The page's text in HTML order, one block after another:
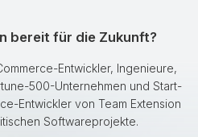
bereit für die Zukunft?
Entwickler, Ingenieure,
500-Unternehmen und Start-
Entwickler von Team Extension
Softwareprojekte.